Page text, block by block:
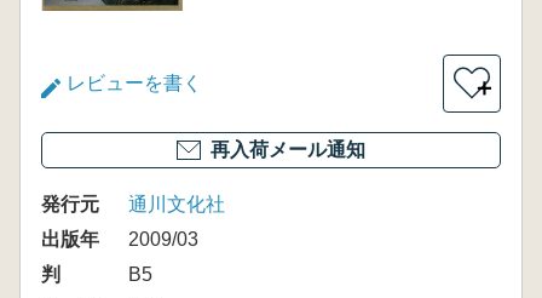
レビューを書く ＋
再入荷メール通知
発行元
通川文化社
出版年
2009/03
判
B5